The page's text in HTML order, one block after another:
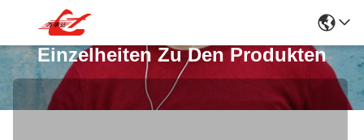
Einzelheiten Zu Den Produkten